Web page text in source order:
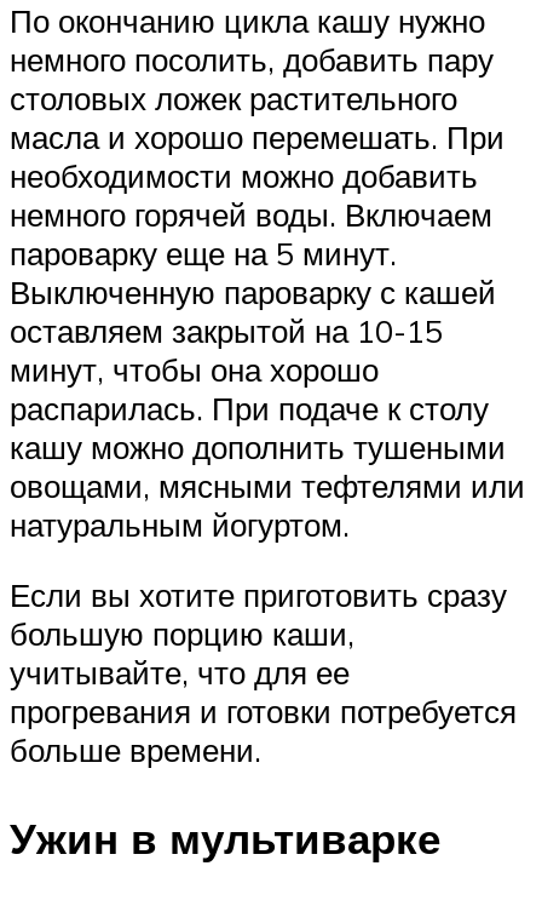
По окончанию цикла кашу нужно
немного посолить, добавить пару
столовых ложек растительного
масла и хорошо перемешать. При
необходимости можно добавить
немного горячей воды. Включаем
пароварку еще на 5 минут.
Выключенную пароварку с кашей
оставляем закрытой на 10-15
минут, чтобы она хорошо
распарилась. При подаче к столу
кашу можно дополнить тушеными
овощами, мясными тефтелями или
натуральным йогуртом.
Если вы хотите приготовить сразу
большую порцию каши,
учитывайте, что для ее
прогревания и готовки потребуется
больше времени.
Ужин в мультиварке